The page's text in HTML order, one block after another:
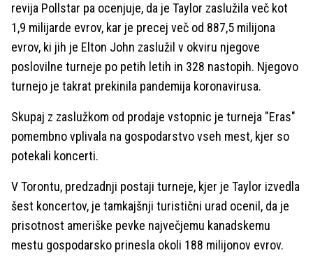
revija Pollstar pa ocenjuje, da je Taylor zaslužila več kot
1,9 milijarde evrov, kar je precej več od 887,5 milijona
evrov, ki jih je Elton John zaslužil v okviru njegove
poslovilne turneje po petih letih in 328 nastopih. Njegovo
turnejo je takrat prekinila pandemija koronavirusa.
Skupaj z zaslužkom od prodaje vstopnic je turneja "Eras"
pomembno vplivala na gospodarstvo vseh mest, kjer so
potekali koncerti.
V Torontu, predzadnji postaji turneje, kjer je Taylor izvedla
šest koncertov, je tamkajšnji turistični urad ocenil, da je
prisotnost ameriške pevke največjemu kanadskemu
mestu gospodarsko prinesla okoli 188 milijonov evrov.